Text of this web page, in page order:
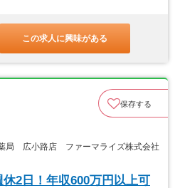
この求人に興味がある
保存する
局 広小路店 ファーマライズ株式会社
休2日！年収600万円以上可